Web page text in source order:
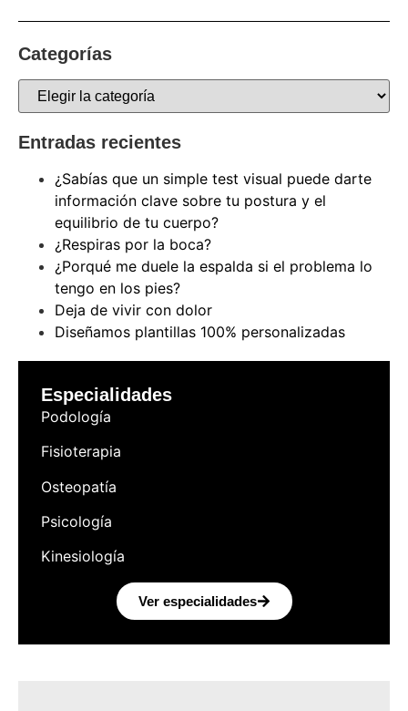
Categorías
Entradas recientes
¿Sabías que un simple test visual puede darte
información clave sobre tu postura y el
equilibrio de tu cuerpo?
¿Respiras por la boca?
¿Porqué me duele la espalda si el problema lo
tengo en los pies?
Deja de vivir con dolor
Diseñamos plantillas 100% personalizadas
Especialidades
Podología
Fisioterapia
Osteopatía
Psicología
Kinesiología
Ver especialidades